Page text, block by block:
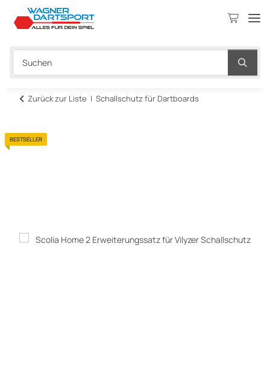
Zurück zur Liste Schallschutz für Dartboards
BESTSELLER